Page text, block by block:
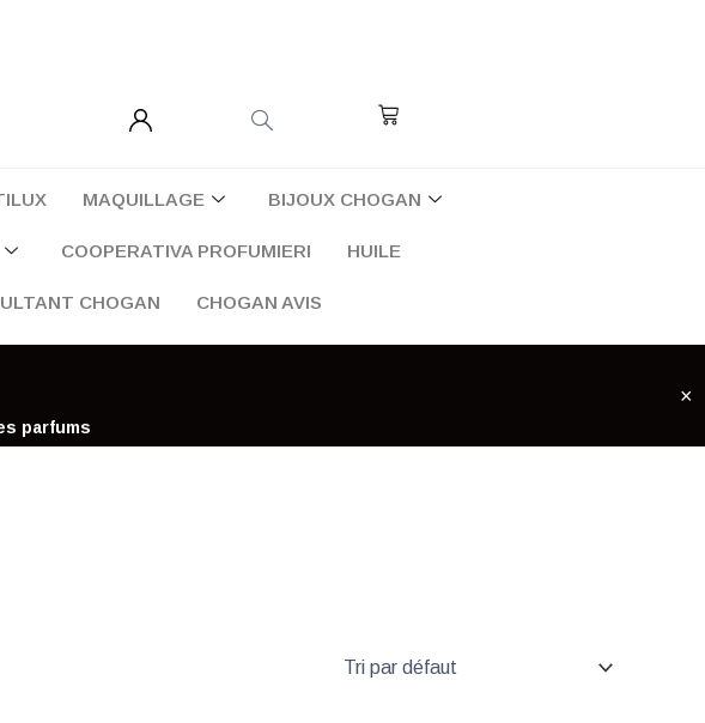
Cart
MAQUILLAGE BIJOUX CHOGAN
COOPERATIVA PROFUMIERI HUILE
CHOGAN CHOGAN AVIS
parfums
×